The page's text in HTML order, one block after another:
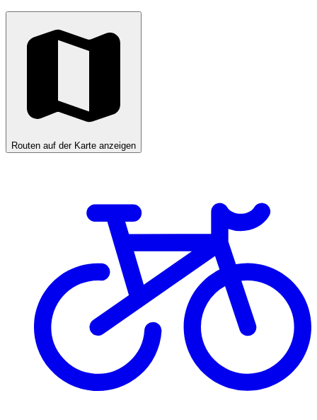
Routen auf der Karte anzeigen